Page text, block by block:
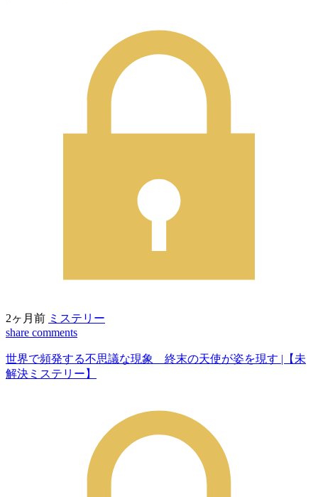
2ヶ月前 ミステリー
share comments
世界で頻発する不思議な現象 終末の天使が姿を現す |【未
解決ミステリー】